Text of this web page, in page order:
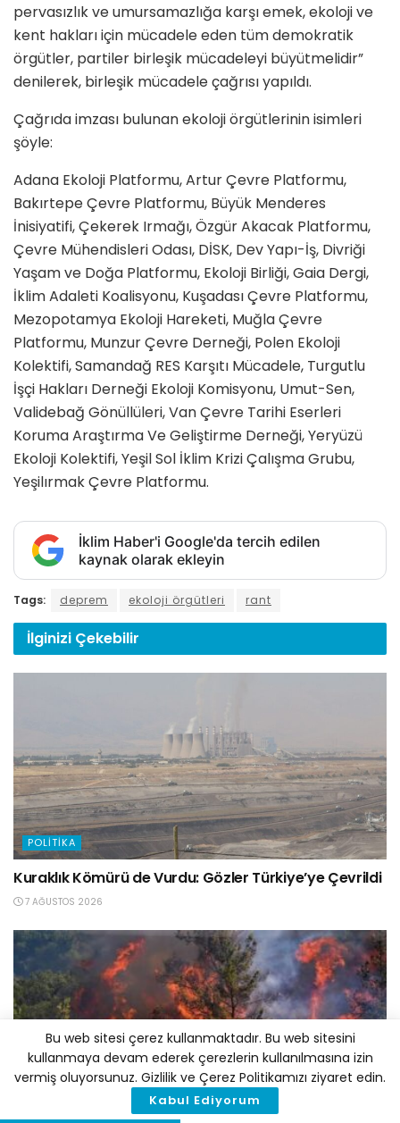
pervasızlık ve umursamazlığa karşı emek, ekoloji ve
kent hakları için mücadele eden tüm demokratik
örgütler, partiler birleşik mücadeleyi büyütmelidir”
denilerek, birleşik mücadele çağrısı yapıldı.
Çağrıda imzası bulunan ekoloji örgütlerinin isimleri
şöyle:
Adana Ekoloji Platformu, Artur Çevre Platformu,
Bakırtepe Çevre Platformu, Büyük Menderes
İnisiyatifi, Çekerek Irmağı, Özgür Akacak Platformu,
Çevre Mühendisleri Odası, DİSK, Dev Yapı-İş, Divriği
Yaşam ve Doğa Platformu, Ekoloji Birliği, Gaia Dergi,
İklim Adaleti Koalisyonu, Kuşadası Çevre Platformu,
Mezopotamya Ekoloji Hareketi, Muğla Çevre
Platformu, Munzur Çevre Derneği, Polen Ekoloji
Kolektifi, Samandağ RES Karşıtı Mücadele, Turgutlu
İşçi Hakları Derneği Ekoloji Komisyonu, Umut-Sen,
Validebağ Gönüllüleri, Van Çevre Tarihi Eserleri
Koruma Araştırma Ve Geliştirme Derneği, Yeryüzü
Ekoloji Kolektifi, Yeşil Sol İklim Krizi Çalışma Grubu,
Yeşilırmak Çevre Platformu.
İklim Haber'i Google'da tercih edilen
kaynak olarak ekleyin
Tags: deprem ekoloji örgütleri rant
İlginizi Çekebilir
POLITIKA
Kuraklık Kömürü de Vurdu: Gözler Türkiye’ye Çevrildi
7 AĞUSTOS 2026
Bu web sitesi çerez kullanmaktadır. Bu web sitesini
kullanmaya devam ederek çerezlerin kullanılmasına izin
vermiş oluyorsunuz. Gizlilik ve Çerez Politikamızı ziyaret edin.
Kabul Ediyorum